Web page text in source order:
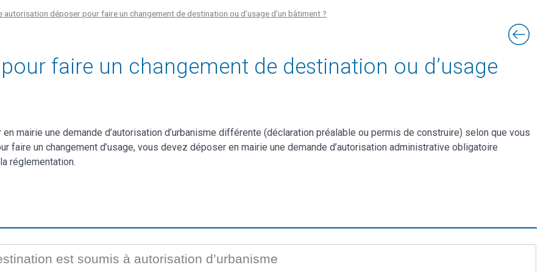
autorisation déposer pour faire un changement de destination ou d’usage d’un bâtiment ?
faire un changement de destination ou d’usage
mairie une demande d’autorisation d’urbanisme différente (déclaration préalable ou permis de construire) selon que vous
un changement d’usage, vous devez déposer en mairie une demande d’autorisation administrative obligatoire
réglementation.
est soumis à autorisation d’urbanisme